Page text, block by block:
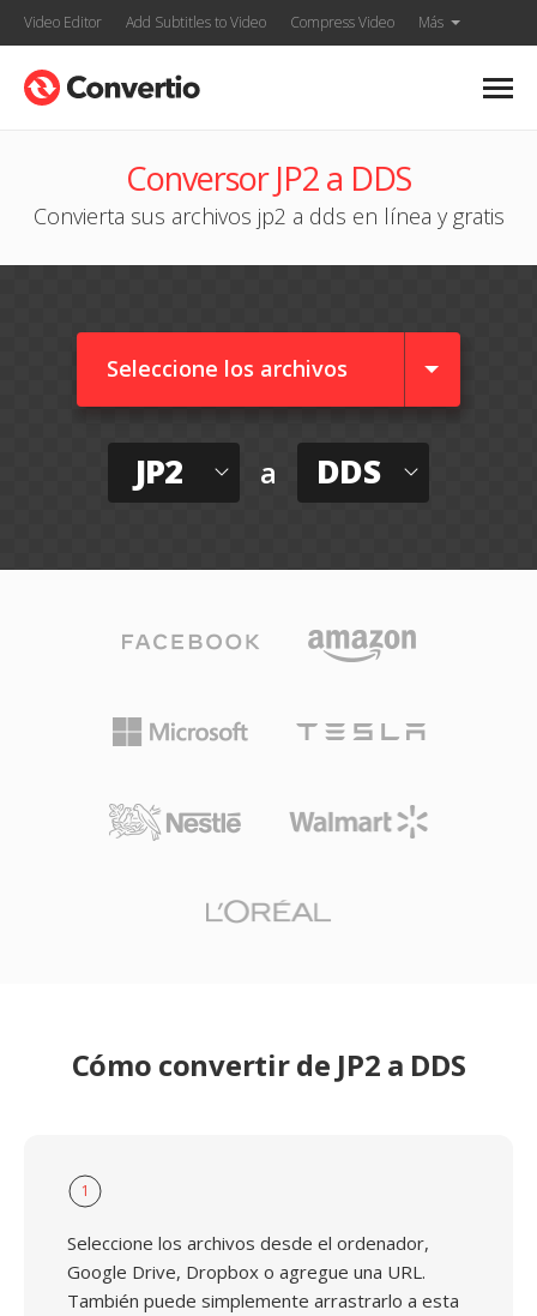
Video Editor Add Subtitles to Video Compress Video Más
Conversor JP2 a DDS
Convierta sus archivos jp2 a dds en línea y gratis
Seleccione los archivos
JP2 a DDS
Cómo convertir de JP2 a DDS
1
Seleccione los archivos desde el ordenador,
Google Drive, Dropbox o agregue una URL.
También puede simplemente arrastrarlo a esta